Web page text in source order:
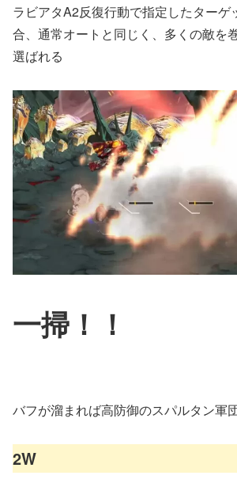
ラビアタA2反復行動で指定したターゲ
合、通常オートと同じく、多くの敵を
選ばれる
一掃！！
バフが溜まれば高防御のスパルタン軍
2W